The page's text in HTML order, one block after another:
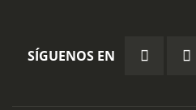
SÍGUENOS EN